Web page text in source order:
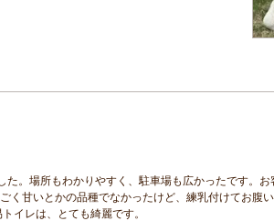
。場所もわかりやすく、駐車場も広かったです。
く甘いとかの品種でなかったけど、練乳付けてお腹
イレは、とても綺麗です。